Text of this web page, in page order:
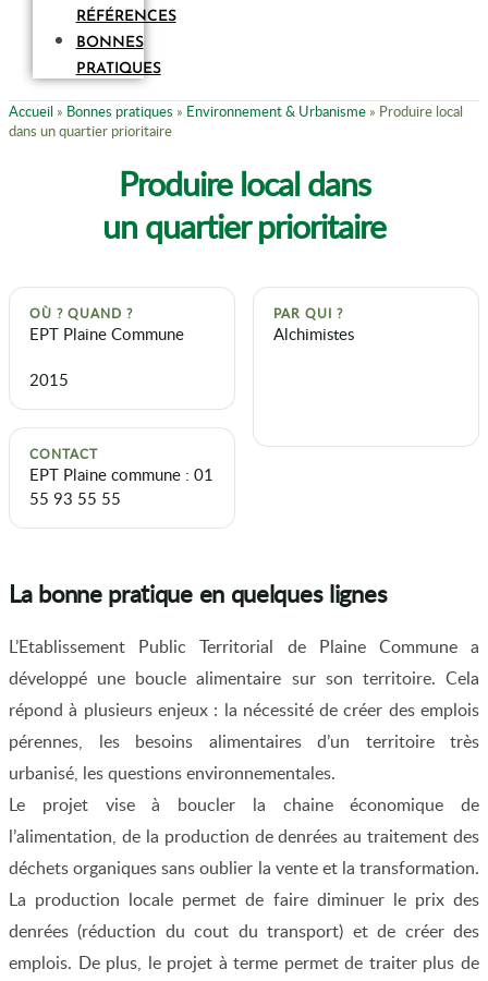
RÉFÉRENCES
BONNES
PRATIQUES
Accueil » Bonnes pratiques » Environnement & Urbanisme » Produire local
dans un quartier prioritaire
Produire local dans
un quartier prioritaire
OÙ ? QUAND ?
EPT Plaine Commune
2015
PAR QUI ?
Alchimistes
CONTACT
EPT Plaine commune : 01
55 93 55 55
La bonne pratique en quelques lignes
L’Etablissement Public Territorial de Plaine Commune a
développé une boucle alimentaire sur son territoire. Cela
répond à plusieurs enjeux : la nécessité de créer des emplois
pérennes, les besoins alimentaires d’un territoire très
urbanisé, les questions environnementales.
Le projet vise à boucler la chaine économique de
l’alimentation, de la production de denrées au traitement des
déchets organiques sans oublier la vente et la transformation.
La production locale permet de faire diminuer le prix des
denrées (réduction du cout du transport) et de créer des
emplois. De plus, le projet à terme permet de traiter plus de